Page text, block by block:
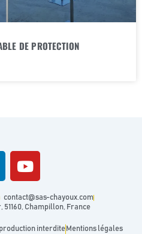
DE PROTECTION
contact@sas-chayoux.com
51160, Champillon, France
interdite Mentions légales